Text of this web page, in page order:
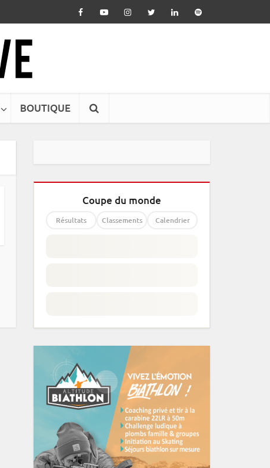
BOUTIQUE
Coupe du monde
Résultats Classements Calendrier